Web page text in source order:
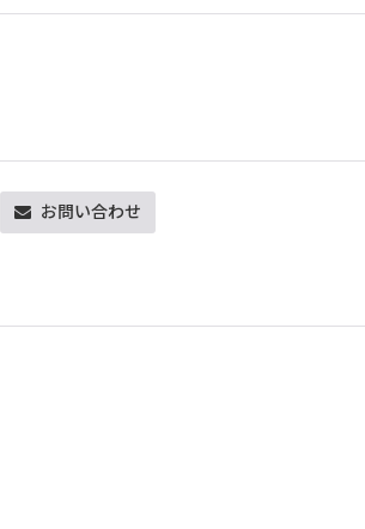
お問い合わせ